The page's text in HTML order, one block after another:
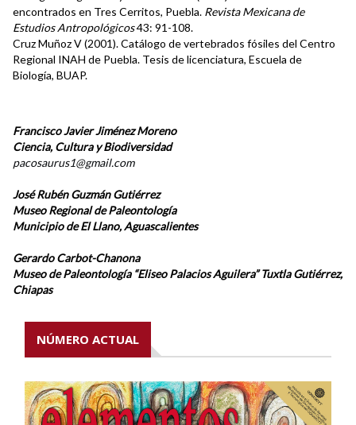
encontrados en Tres Cerritos, Puebla. Revista Mexicana de
Estudios Antropológicos43: 91-108.
Cruz Muñoz V (2001). Catálogo de vertebrados fósiles del Centro
Regional INAH de Puebla. Tesis de licenciatura, Escuela de
Biología, BUAP.
Francisco Javier Jiménez Moreno
Ciencia, Cultura y Biodiversidad
pacosaurus1@gmail.com
José Rubén Guzmán Gutiérrez
Museo Regional de Paleontología
Municipio de El Llano, Aguascalientes
Gerardo Carbot-Chanona
Museo de Paleontología “Eliseo Palacios Aguilera” Tuxtla Gutiérrez,
Chiapas
NÚMERO ACTUAL